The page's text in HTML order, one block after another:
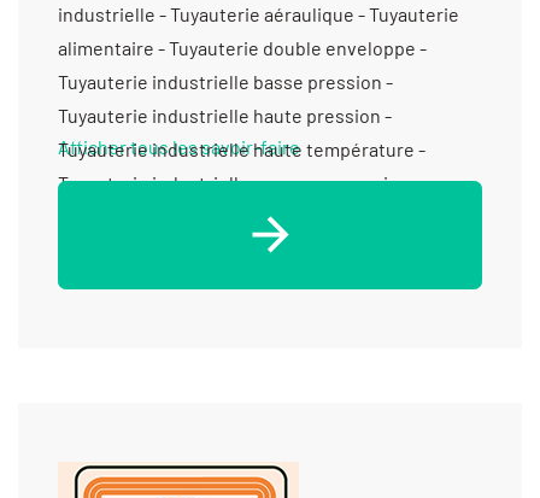
industrielle - Tuyauterie aéraulique - Tuyauterie
alimentaire - Tuyauterie double enveloppe -
Tuyauterie industrielle basse pression -
Tuyauterie industrielle haute pression -
Tuyauterie industrielle haute température -
Tuyauterie industrielle moyenne pression -
Afficher tous les savoir-faire